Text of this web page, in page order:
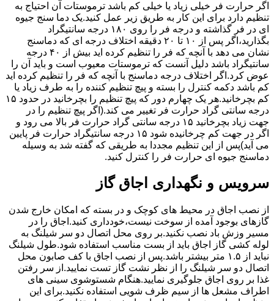
اگر حرارت فر خیلی زیاد یا خیلی کم باشد ترموستات آن احتیاج به
تنظیم دارد برای این کار به طریق زیر عمل کنید.یک دما سنج جیوه
ای در فر گذاشته و درجه فر را روی ۱۸۰ درجه سانتیگراد
بگذارید،اگر پس از ۱۰ تا ۲۰ دقیقه اختلاف درجه ای که دماسنج
نشان می دهد با آنچه که فر را تنظیم کرده اید بیش از ۴۰ درجه
سانتیگراد باشد دلیل آنست که ترموستات معیوب است و باید آن را
عوض کرد.اگر اختلاف درجه دماسنج با آنچه که فر را تنظیم کرده اید
کم باشد دکمه کنترل را بسته و پیچ تنظیم کننده را به طرف زیاد یا
کم بچرخانید.هر یک چهارم دور که پیچ تنظیم را بچرخانید در حدود ۱۵
درجه سانتی گراد حرارت فر تغییر می کند.(اگر پیچ تنظیم را در
جهت زیاد بچرخانید ۱۵ درجه سانتی گراد حرارت فر بالا می رود و
اگر در جهت کم چرخانیده شود ۱۵ درجه سانتیگراد حرارت فر پایین
می آید)پس از این تنظیم مجددا به طریقی که گفته شد به وسیله
دماسنج جیوه ای حرارت فر را کنترل کنید.
سرویس و نگهداری اجاق گاز
از نصب اجاق در محیط های کوچک و در بسته که امکان خارج شدن
گازهای بوجود آمده از سوخت نیست،خودداری کنید.اجاق را در
مسیر وزش باد نصب نکنید.بر روی محل اتصال دو سر شیلنگ به
لوله کشی گاز اجاق باید از بست مناسب استفاده شود.طول شیلنگ
نباید از ۱.۵ متر بیشتر باشد.پس از نصب اجاق با کف صابون محل
اتصال دو سر شیلنگ را از نظر نشت گاز تست نمایید.از سر رفتن
غذا بر روی اجاق جلوگیری نمایید.هنگام شستوشوی سینی های
اطراف مشعل ها از سیم ظرف شویی استفاده نکنید.برای این